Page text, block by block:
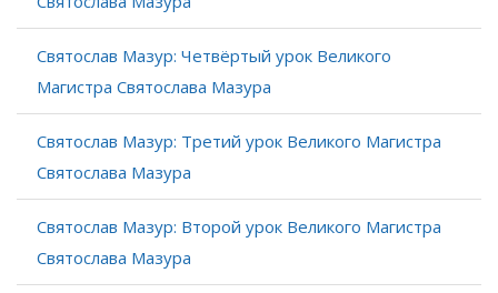
Святослав Мазур: Четвёртый урок Великого
Магистра Святослава Мазура
Святослав Мазур: Третий урок Великого Магистра
Святослава Мазура
Святослав Мазур: Второй урок Великого Магистра
Святослава Мазура